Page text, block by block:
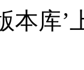
本库